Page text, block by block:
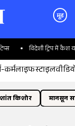
मूड
विदेशी ट्रिप में कैश या
कर्मलाइफस्टाइल
किशोर मानसून